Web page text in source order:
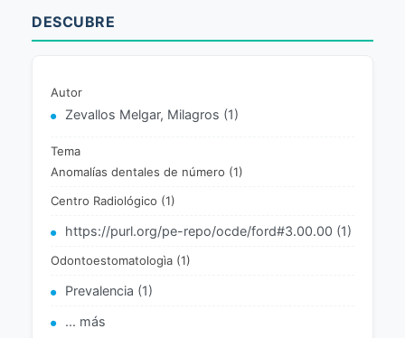
DESCUBRE
Autor
Zevallos Melgar, Milagros (1)
Tema
Anomalías dentales de número (1)
Centro Radiológico (1)
https://purl.org/pe-repo/ocde/ford#3.00.00 (1)
Odontoestomatologìa (1)
Prevalencia (1)
... más